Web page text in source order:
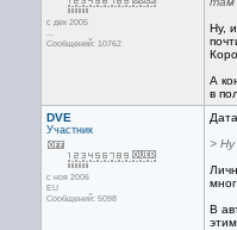
с дек 2005
...
Сообщений: 10762
Ну,
А
в
DVE
Участник
с ноя 2006
EU
Сообщений: 5098
> Ну
В